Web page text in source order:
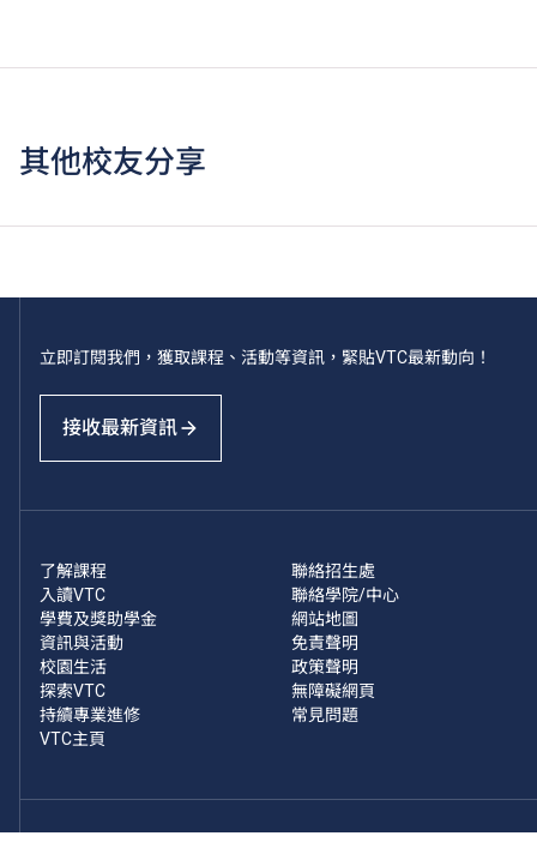
其他校友分享
立即訂閱我們，獲取課程、活動等資訊，緊貼VTC最新動向！
接收最新資訊
了解課程
入讀VTC
學費及獎助學金
資訊與活動
校園生活
探索VTC
持續專業進修
VTC主頁
聯絡招生處
聯絡學院/中心
網站地圖
免責聲明
政策聲明
無障礙網頁
常見問題